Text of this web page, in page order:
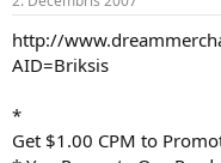
n
a
u
z
c
a
u
http://
AID=Briksis
*
Get $1.00 CPM to